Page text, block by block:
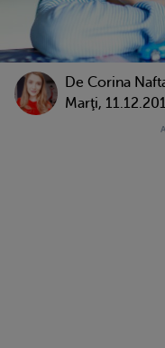
De Corina
Marţi,